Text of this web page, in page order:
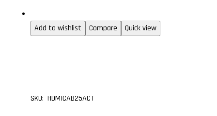
Add to wishlist
Compare Quick view
SKU: HDMICAB25ACT